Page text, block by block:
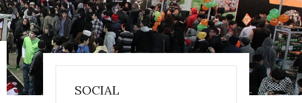
SOCIAL